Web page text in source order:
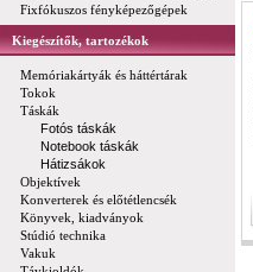
Fixfókuszos fényképezőgépek
Kiegészítők, tartozékok
Memóriakártyák és háttértárak
Tokok
Táskák
Fotós táskák
Notebook táskák
Hátizsákok
Objektívek
Konverterek és előtétlencsék
Könyvek, kiadványok
Stúdió technika
Vakuk